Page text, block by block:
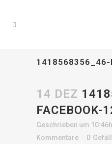
1418568356_46-
14 DEZ
FACEBOOK-
Geschrieben um 10:46h
Kommentare
0